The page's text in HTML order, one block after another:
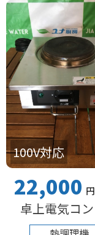
100V対応
22,000 円
卓上電気コ